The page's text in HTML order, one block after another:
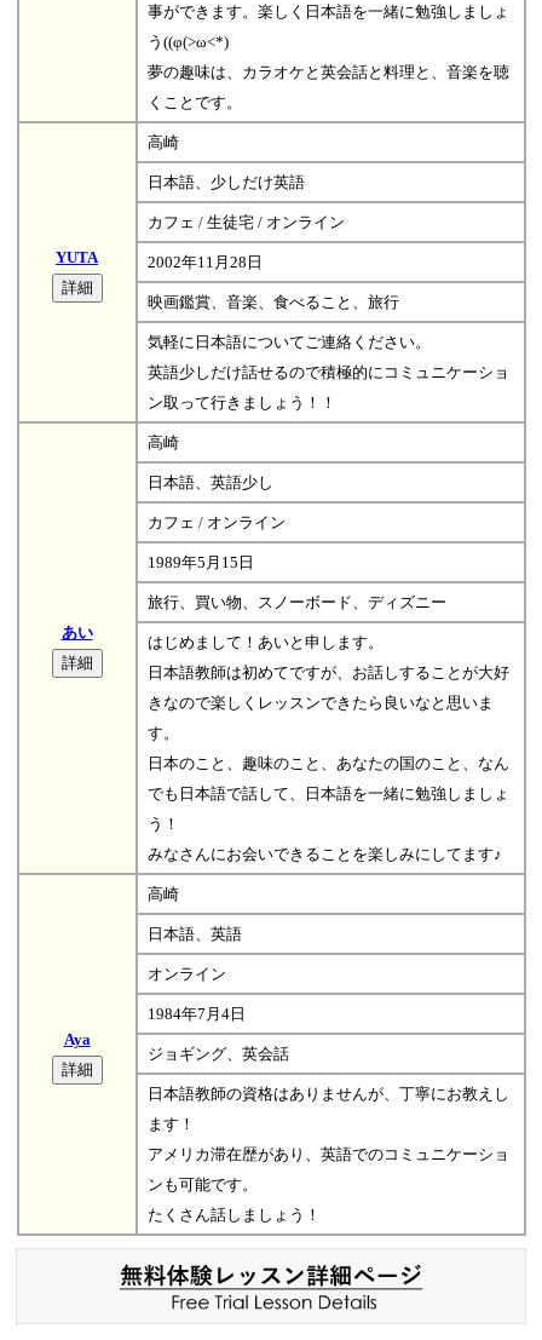
事ができます。楽しく日本語を一緒に勉強しましょ
う((φ(>ω<*)
夢の趣味は、カラオケと英会話と料理と、音楽を聴
くことです。
YUTA
高崎
日本語、少しだけ英語
カフェ / 生徒宅 / オンライン
2002年11月28日
映画鑑賞、音楽、食べること、旅行
気軽に日本語についてご連絡ください。
英語少しだけ話せるので積極的にコミュニケーショ
ン取って行きましょう！！
あい
高崎
日本語、英語少し
カフェ / オンライン
1989年5月15日
旅行、買い物、スノーボード、ディズニー
はじめまして！あいと申します。
日本語教師は初めてですが、お話しすることが大好
きなので楽しくレッスンできたら良いなと思いま
す。
日本のこと、趣味のこと、あなたの国のこと、なん
でも日本語で話して、日本語を一緒に勉強しましょ
う！
みなさんにお会いできることを楽しみにしてます♪
Aya
高崎
日本語、英語
オンライン
1984年7月4日
ジョギング、英会話
日本語教師の資格はありませんが、丁寧にお教えし
ます！
アメリカ滞在歴があり、英語でのコミュニケーショ
ンも可能です。
たくさん話しましょう！